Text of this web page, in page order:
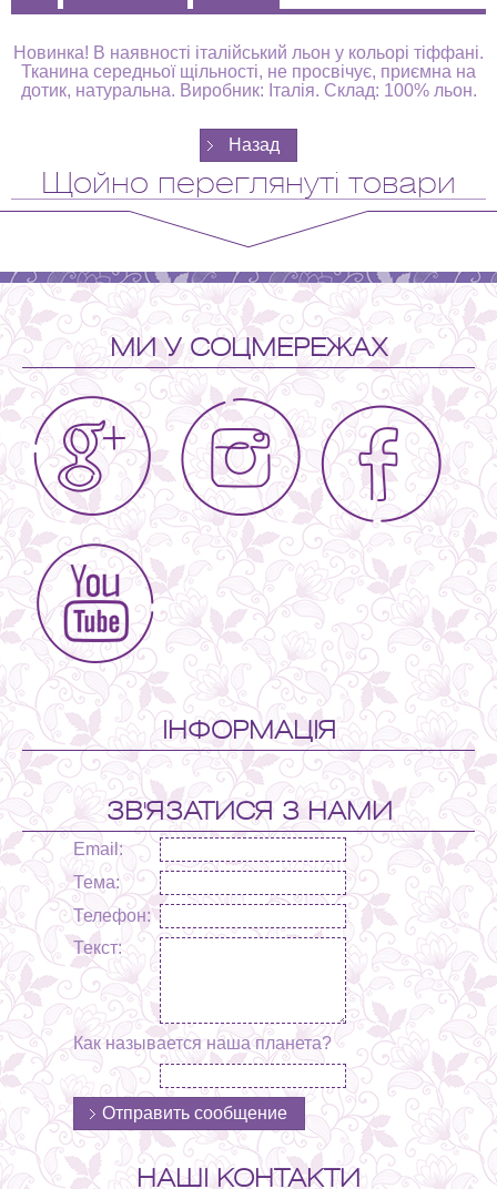
Новинка! В наявності італійський льон у кольорі тіффані.
Тканина середньої щільності, не просвічує, приємна на
дотик, натуральна. Виробник: Італія. Склад: 100% льон.
Щойно переглянуті товари
МИ У СОЦМЕРЕЖАХ
ІНФОРМАЦІЯ
ЗВ'ЯЗАТИСЯ З НАМИ
Email:
Тема:
Телефон:
Текст:
Как называется наша планета?
НАШІ КОНТАКТИ